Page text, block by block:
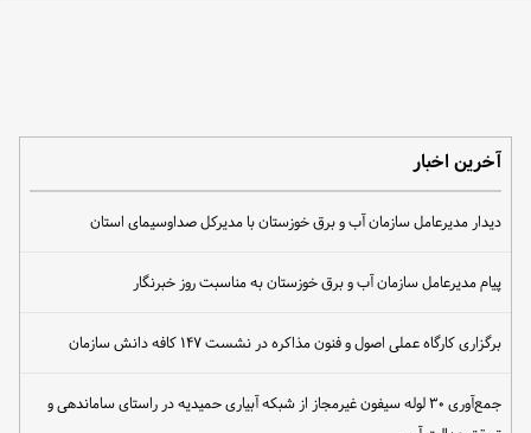
آخرین اخبار
دیدار مدیرعامل سازمان آب و برق خوزستان با مدیرکل صداوسیمای استان
پیام مدیرعامل سازمان آب و برق خوزستان به مناسبت روز خبرنگار
برگزاری کارگاه عملی اصول و فنون مذاکره در نشست ۱۴۷ کافه دانش سازمان
جمع‌آوری ۳۰ لوله سیفون غیرمجاز از شبکه آبیاری حمیدیه در راستای ساماندهی و